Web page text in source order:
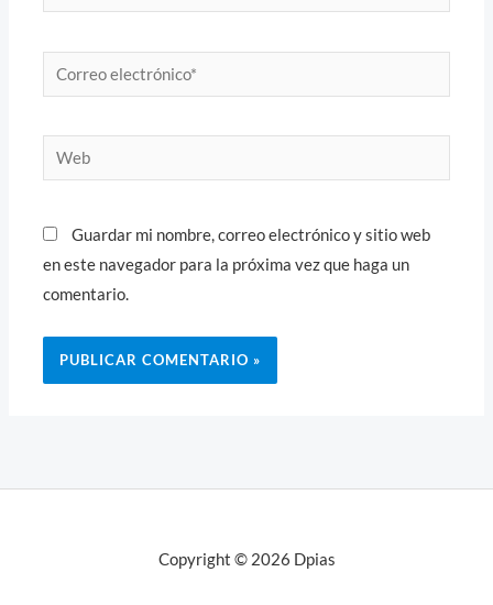
Correo
electrónico*
Web
Guardar mi nombre, correo electrónico y sitio web
en este navegador para la próxima vez que haga un
comentario.
Copyright © 2026 Dpias